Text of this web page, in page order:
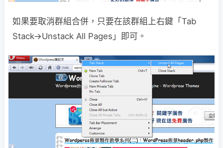
如果要取消群組合併，只要在該群組上右鍵「Tab
Stack→Unstack All Pages」即可。